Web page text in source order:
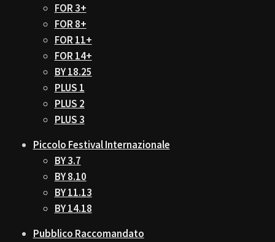
FOR 3+
FOR 8+
FOR 11+
FOR 14+
BY 18.25
PLUS 1
PLUS 2
PLUS 3
Piccolo Festival Internazionale
BY 3.7
BY 8.10
BY 11.13
BY 14.18
Pubblico Raccomandato